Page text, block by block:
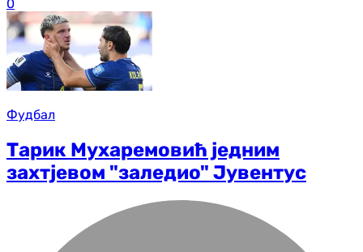
0
Фудбал
Тарик Мухаремовић једним
захтјевом "заледио" Јувентус